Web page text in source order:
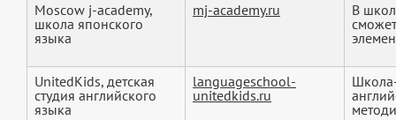
Moscow j-academy,
школа японского
языка
mj-academy.ru
В
UnitedKids, детская
студия английского
языка
languageschool-
unitedkids.ru